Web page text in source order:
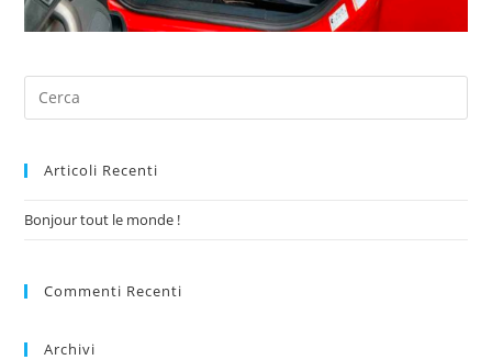
Articoli Recenti
Bonjour tout le monde !
Commenti Recenti
Archivi